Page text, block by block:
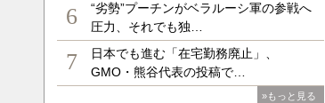
6
“劣勢”プーチンがベラルーシ軍の参戦へ
圧力、それでも独…
7
日本でも進む「在宅勤務廃止」、
GMO・熊谷代表の投稿で…
»もっと見る